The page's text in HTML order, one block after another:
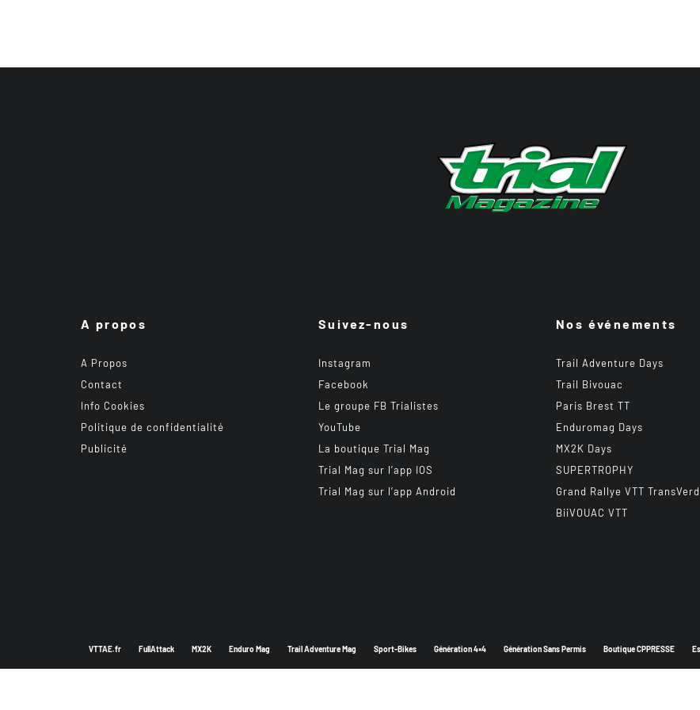
A propos
A Propos
Contact
Info Cookies
Politique de confidentialité
Publicité
Suivez-nous
Instagram
Facebook
Le groupe FB Trialistes
YouTube
La boutique Trial Mag
Trial Mag sur l’app IOS
Trial Mag sur l’app Android
Nos événements
Trail Adventure Days
Trail Bivouac
Paris Brest TT
Enduromag Days
MX2K Days
SUPERTROPHY
Grand Rallye VTT
BiiVOUAC VTT
VTTAE.fr FullAttack MX2K Enduro Mag Trail Adventure Mag Sport-Bikes Génération 4×4 Génération Sans Permis Boutique CPPRESSE